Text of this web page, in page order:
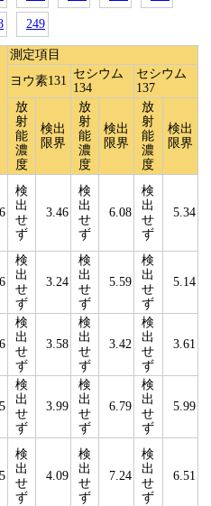
249
測定項目
ヨウ素131
セシウム
134
セシウム
137
放
射
能
濃
度
検出
限界
放
射
能
濃
度
検出
限界
放
射
能
濃
度
検出
限界
検
出
せ
ず
3.46
検
出
せ
ず
6.08
検
出
せ
ず
5.34
検
出
せ
ず
3.24
検
出
せ
ず
5.59
検
出
せ
ず
5.14
検
出
せ
ず
3.58
検
出
せ
ず
3.42
検
出
せ
ず
3.61
検
出
せ
ず
3.99
検
出
せ
ず
6.79
検
出
せ
ず
5.99
検
出
せ
ず
4.09
検
出
せ
ず
7.24
検
出
せ
ず
6.51